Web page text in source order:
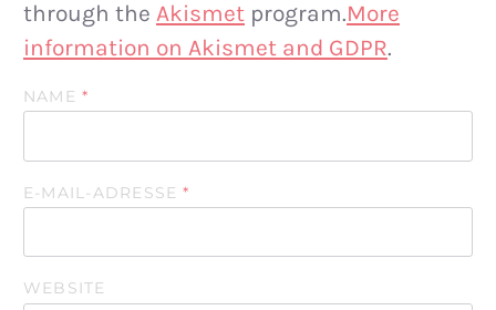
through the Akismet program.More
information on Akismet and GDPR.
NAME*
E-MAIL-ADRESSE*
WEBSITE